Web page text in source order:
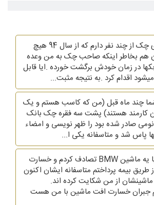
سلام .من تعدادی چک از چند نفر دارم که از سال 94 هیچ
هم بخاطر اینکه صاحب چک به من وعده
در زمان خودش برگشت خورده .ایا قابل
اقدام کرد .به نتیجه مثبت...
چند ماه قبل (من که کاسب هستم و یک
کارمند هستند) پشت سه فقره چک بانک
صادر شده بود را ظهر نویسی و امضاء
من مدتی پیش با یه ماشین BMW تصادف کردم و خسارت
طریق بیمه پرداختم متاسفانه ایشان اکنون
از من شکایت کرده اند.
جبران خسارت افت ماشین با من هست